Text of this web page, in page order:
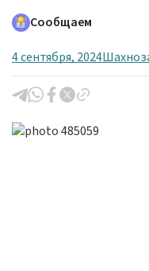
Сообщаем
4 сентября, 2024